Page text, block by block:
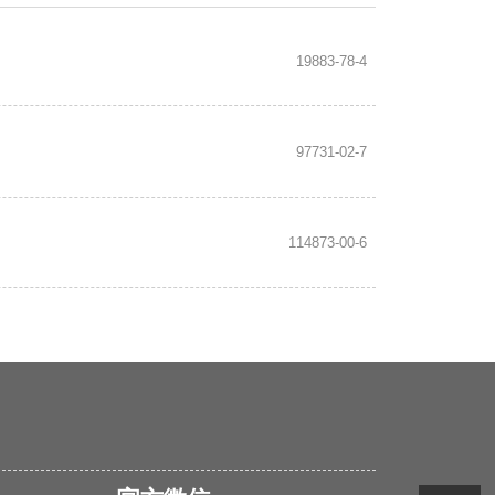
19883-78-4
97731-02-7
114873-00-6